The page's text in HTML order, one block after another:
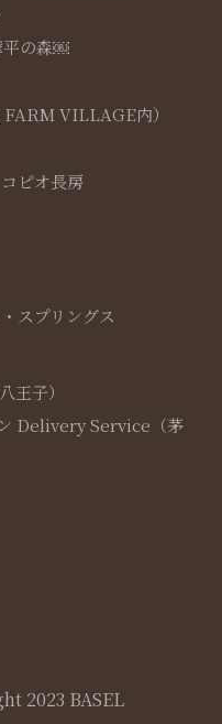
平の森￼
VILLAGE内）
ピオ長房
スプリングス
子）
Delivery Service（茅
2023 BASEL